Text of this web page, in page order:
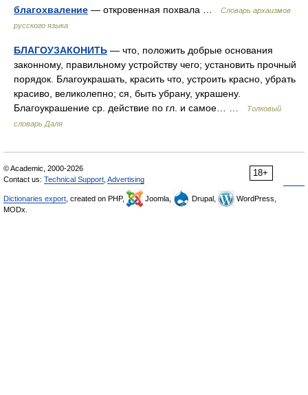
благохваление — откровенная похвала …
Cловарь архаизмов
русского языка
БЛАГОУЗАКОНИТЬ — что, положить добрые основания
законному, правильному устройству чего; установить прочный
порядок. Благоукрашать, красить что, устроить красно, убрать
красиво, великолепно; ся, быть убрану, украшену.
Благоукрашение ср. действие по гл. и самое… …
Толковый
словарь Даля
18+
© Academic, 2000-2026
Contact us: Technical Support Advertising
Dictionaries export , created on PHP, Joomla, Drupal,
WordPress,
MODx.